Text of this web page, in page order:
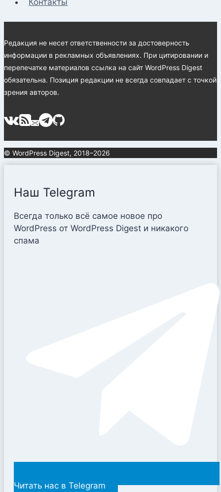
Редакция не несет ответственности за достоверность
информации в рекламных объявлениях. При цитировании и
перепечатке материалов ссылка на сайт WordPress Digest
обязательна. Позиция редакции не всегда совпадает с точкой
зрения авторов.
© WordPress Digest, 2018–2026
Наш Telegram
Всегда только всё самое новое про
WordPress от WordPress Digest и никакого
спама
Читать нас в Telegram